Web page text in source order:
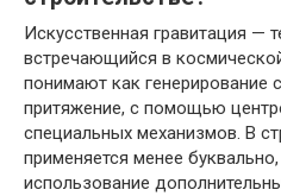
Искусственная гравитация —
встречающийся в
понимают как
притяжение, с помощью
специальных механизмов. В
применяется менее
использование